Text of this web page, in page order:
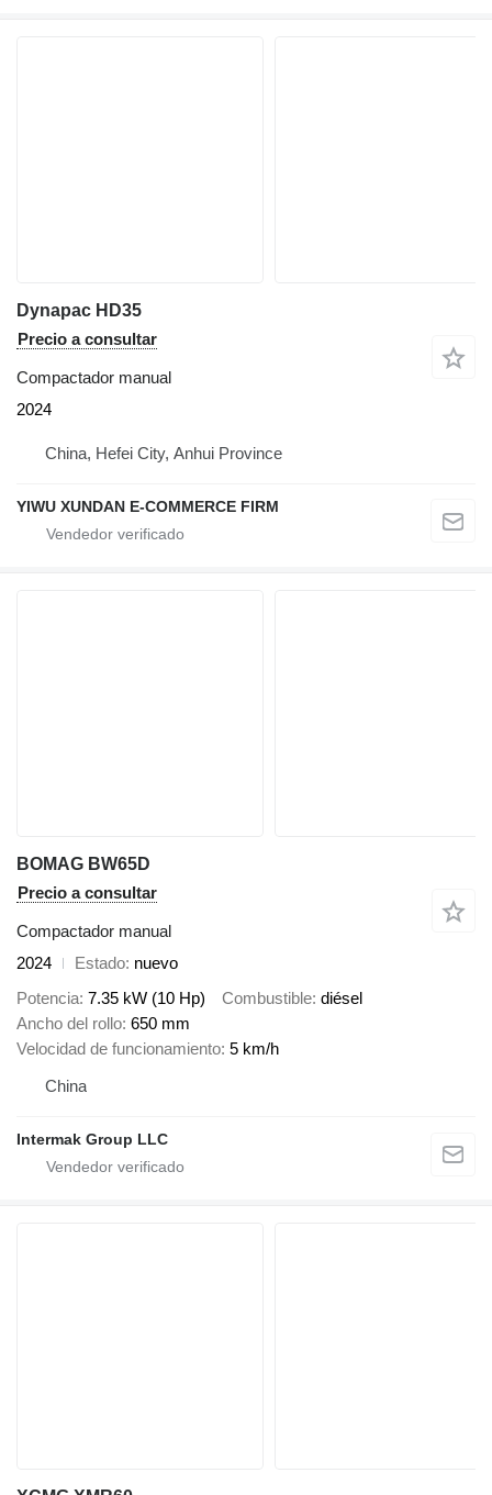
Dynapac HD35
Precio a consultar
Compactador manual
2024
China, Hefei City, Anhui Province
YIWU XUNDAN E-COMMERCE FIRM
BOMAG BW65D
Precio a consultar
Compactador manual
2024
Estado nuevo
Potencia 7.35 kW (10 Hp) Combustible diésel
Ancho del rollo 650 mm
Velocidad de funcionamiento 5 km/h
China
Intermak Group LLC